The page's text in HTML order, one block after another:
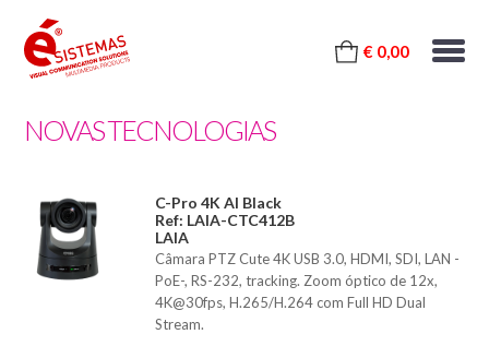
€ 0,00
NOVAS TECNOLOGIAS
C-Pro 4K AI Black
Ref: LAIA-CTC412B
LAIA
Câmara PTZ Cute 4K USB 3.0, HDMI, SDI, LAN -
PoE-, RS-232, tracking. Zoom óptico de 12x,
4K@30fps, H.265/H.264 com Full HD Dual
Stream.